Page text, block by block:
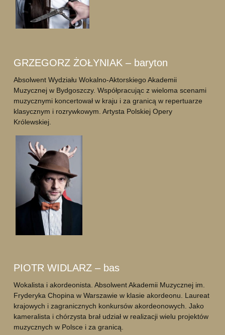
GRZEGORZ ŻOŁYNIAK – baryton
Absolwent Wydziału Wokalno-Aktorskiego Akademii
Muzycznej w Bydgoszczy. Współpracując z wieloma scenami
muzycznymi koncertował w kraju i za granicą w repertuarze
klasycznym i rozrywkowym. Artysta Polskiej Opery
Królewskiej.
PIOTR WIDLARZ – bas
Wokalista i akordeonista. Absolwent Akademii Muzycznej im.
Fryderyka Chopina w Warszawie w klasie akordeonu. Laureat
krajowych i zagranicznych konkursów akordeonowych. Jako
kameralista i chórzysta brał udział w realizacji wielu projektów
muzycznych w Polsce i za granicą.